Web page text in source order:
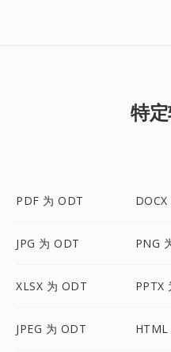
特
PDF 为 ODT
JPG 为 ODT PNG
XLSX 为 ODT PPTX
JPEG 为 ODT